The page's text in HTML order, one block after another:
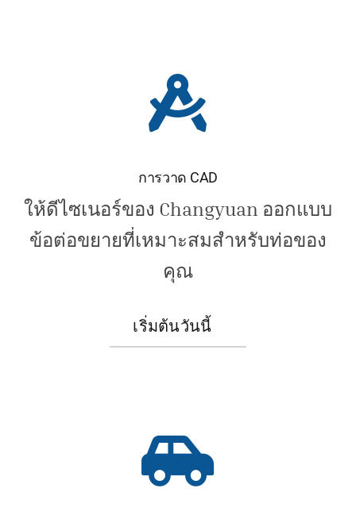
การวาด CAD
ให้ดีไซเนอร์ของ Changyuan ออกแบบ
ข้อต่อขยายที่เหมาะสมสำหรับท่อของ
คุณ
เริ่มต้นวันนี้